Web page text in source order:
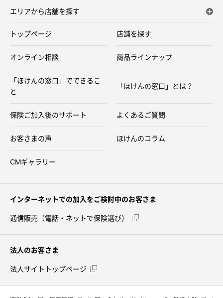
エリアから店舗を探す
トップページ 店舗を探す
オンライン相談 商品ラインナップ
「ほけんの窓口」でできるこ
と
「ほけんの窓口」とは？
保険ご加入後のサポート よくあるご質問
お客さまの声 ほけんのコラム
CMギャラリー
インターネットでの加入をご検討中のお客さま
通信販売（電話・ネットで保険選び）
法人のお客さま
法人サイトトップページ